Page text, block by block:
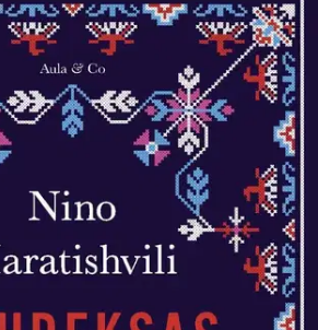
perheen kohtaloista levottoman
keisarikunnan laitamilla 1900-luvun
perhe vaurastuu huolella varjellun,
salaisen suklaareseptin avulla. Stasia
sen mukanaan Pietariin, mistä hänen
työpaikan Venäjän vallankumouksen
muuton jälkeen Neuvostoliitto on
Georgian kappaleiksi. Niza, Stasian
Berliiniin. Kun Nizan
Brilka kieltäytyy palaamasta Tbilisiin
on Nizan pakko jäljittää hänet. Ja Brilkalle
Kahdeksas elämä kuljettaa lukijaa läpi
vieriessä sukupolvi toisensa
ja niiden järisyttäviä loppuja.
georgialaisen perheen nousua ja tuhoa
Se kertoo sodasta ja sorrosta,